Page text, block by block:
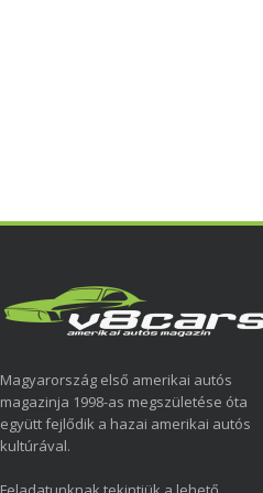
Magyarország első amerikai autós
magazinja 1998-as megszületése óta
együtt fejlődik a hazai amerikai autós
kultúrával.